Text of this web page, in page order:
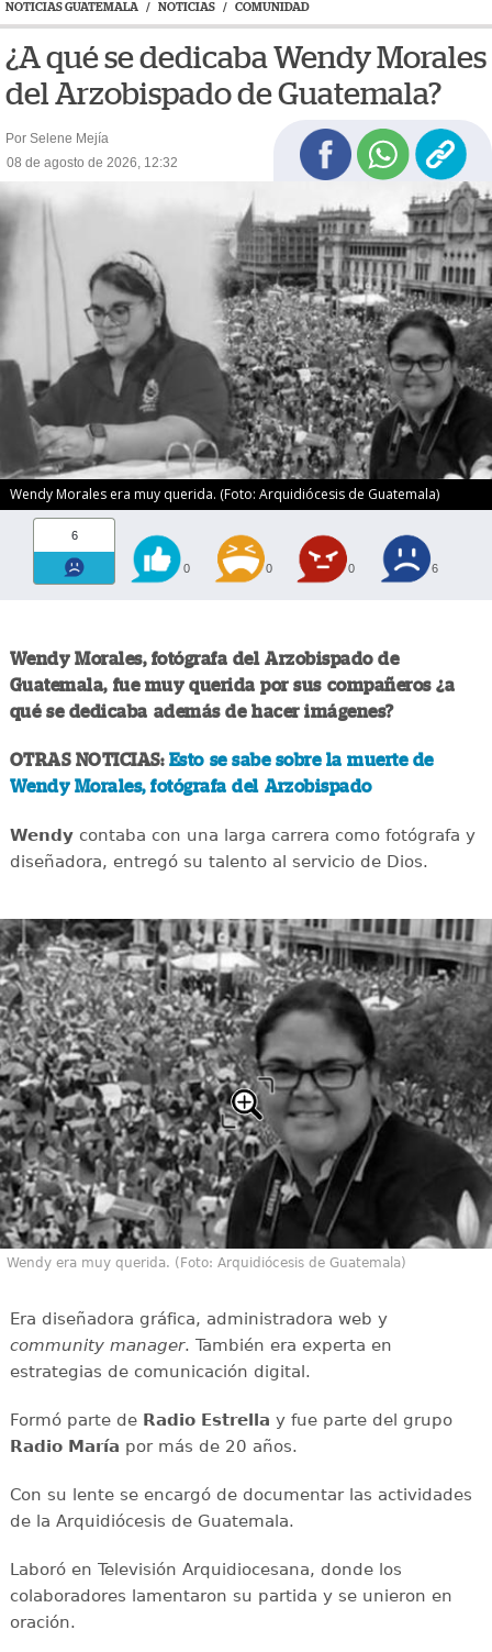
NOTICIAS GUATEMALA / NOTICIAS / COMUNIDAD
¿A qué se dedicaba Wendy Morales
del Arzobispado de Guatemala?
Por Selene Mejía
08 de agosto de 2026, 12:32
Wendy Morales era muy querida. (Foto: Arquidiócesis de Guatemala)
6
0 0 0 6
Wendy Morales, fotógrafa del Arzobispado de
Guatemala, fue muy querida por sus compañeros ¿a
qué se dedicaba además de hacer imágenes?
OTRAS NOTICIAS: Esto se sabe sobre la muerte de
Wendy Morales, fotógrafa del Arzobispado
Wendycontaba con una larga carrera como fotógrafa y
diseñadora, entregó su talento al servicio de Dios.
Wendy era muy querida. (Foto: Arquidiócesis de Guatemala)
Era diseñadora gráfica, administradora web y
community manager. También era experta en
estrategias de comunicación digital.
Formó parte de Radio Estrella y fue parte del grupo
Radio María por más de 20 años.
Con su lente se encargó de documentar las actividades
de la Arquidiócesis de Guatemala.
Laboró en Televisión Arquidiocesana, donde los
colaboradores lamentaron su partida y se unieron en
oración.